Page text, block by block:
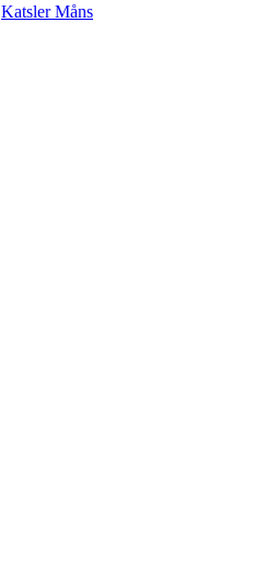
Katsler Måns